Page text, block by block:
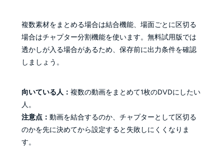
複数素材をまとめる場合は結合機能、場面ごとに区切る
場合はチャプター分割機能を使います。無料試用版では
透かしが入る場合があるため、保存前に出力条件を確認
しましょう。
向いている人： 複数の動画をまとめて1枚のDVDにしたい
人。
注意点： 動画を結合するのか、チャプターとして区切る
のかを先に決めてから設定すると失敗しにくくなりま
す。